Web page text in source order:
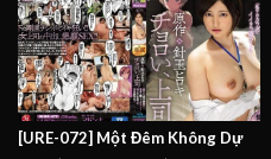
[URE-072] Một Đêm Không Dự